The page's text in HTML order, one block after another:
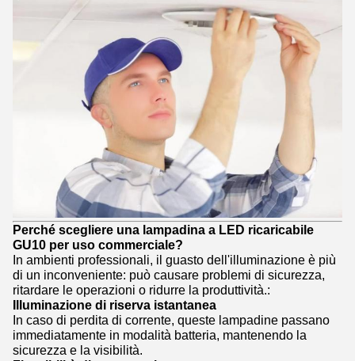
Perché scegliere una lampadina a LED ricaricabile
GU10 per uso commerciale?
In ambienti professionali, il guasto dell'illuminazione è più
di un inconveniente: può causare problemi di sicurezza,
ritardare le operazioni o ridurre la produttività.:
Illuminazione di riserva istantanea
In caso di perdita di corrente, queste lampadine passano
immediatamente in modalità batteria, mantenendo la
sicurezza e la visibilità.